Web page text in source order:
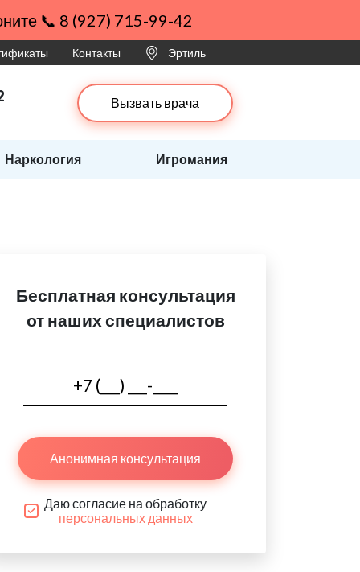
📞 8 (927) 715-99-42
Контакты Эртиль
Вызвать врача
Наркология Игромания
Бесплатная консультация
от наших специалистов
Анонимная консультация
Даю согласие на обработку
персональных данных